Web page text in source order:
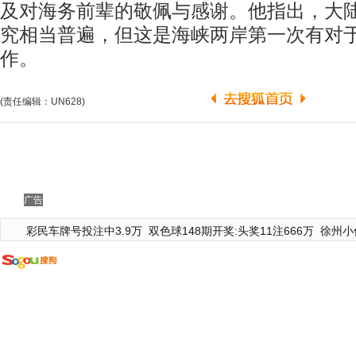
及对海务前辈的敬佩与感谢。他指出，大
究相当普遍，但这是海峡两岸第一次有对
作。
(责任编辑：UN628)
广告
彩民车牌号投注中3.9万 双色球148期开奖:头奖11注666万 徐州